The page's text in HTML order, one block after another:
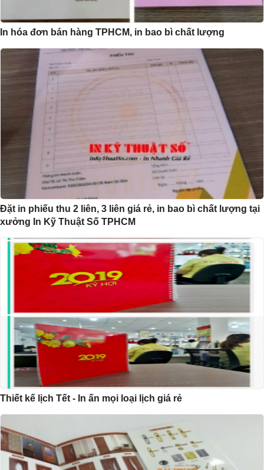
In hóa đơn bán hàng TPHCM, in bao bì chất lượng
Đặt in phiếu thu 2 liên, 3 liên giá rẻ, in bao bì chất lượng tại
xưởng In Kỹ Thuật Số TPHCM
Thiết kế lịch Tết - In ấn mọi loại lịch giá rẻ